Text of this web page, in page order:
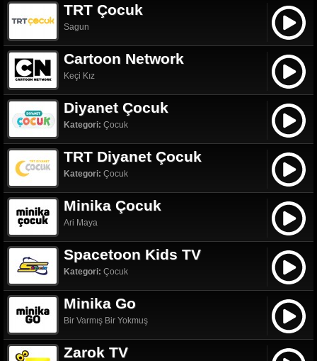
TRT Çocuk
Sagun
Cartoon Network
Keçi Kız
Diyanet Çocuk
Kategori: Çocuk
TRT Diyanet Çocuk
Kategori: Çocuk
Minika Çocuk
Ari Maya
Spacetoon Kids TV
Kategori: Çocuk
Minika Go
Bir Varmış Bir Yokmuş
Zarok TV